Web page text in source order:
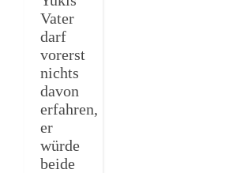
Vater
darf
vorerst
nichts
davon
erfahren,
er
würde
beide